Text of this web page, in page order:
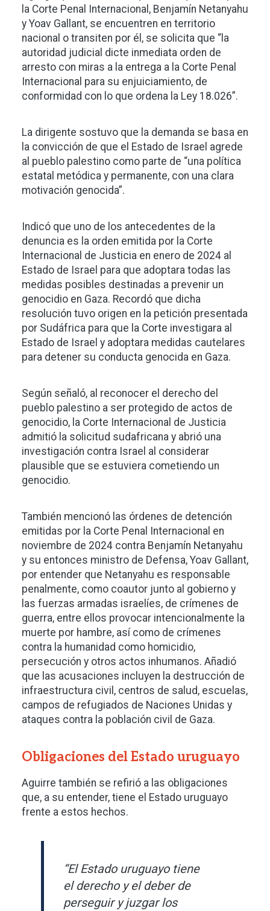
la Corte Penal Internacional, Benjamín Netanyahu
y Yoav Gallant, se encuentren en territorio
nacional o transiten por él, se solicita que “la
autoridad judicial dicte inmediata orden de
arresto con miras a la entrega a la Corte Penal
Internacional para su enjuiciamiento, de
conformidad con lo que ordena la Ley 18.026”.
La dirigente sostuvo que la demanda se basa en
la convicción de que el Estado de Israel agrede
al pueblo palestino como parte de “una política
estatal metódica y permanente, con una clara
motivación genocida”.
Indicó que uno de los antecedentes de la
denuncia es la orden emitida por la Corte
Internacional de Justicia en enero de 2024 al
Estado de Israel para que adoptara todas las
medidas posibles destinadas a prevenir un
genocidio en Gaza. Recordó que dicha
resolución tuvo origen en la petición presentada
por Sudáfrica para que la Corte investigara al
Estado de Israel y adoptara medidas cautelares
para detener su conducta genocida en Gaza.
Según señaló, al reconocer el derecho del
pueblo palestino a ser protegido de actos de
genocidio, la Corte Internacional de Justicia
admitió la solicitud sudafricana y abrió una
investigación contra Israel al considerar
plausible que se estuviera cometiendo un
genocidio.
También mencionó las órdenes de detención
emitidas por la Corte Penal Internacional en
noviembre de 2024 contra Benjamín Netanyahu
y su entonces ministro de Defensa, Yoav Gallant,
por entender que Netanyahu es responsable
penalmente, como coautor junto al gobierno y
las fuerzas armadas israelíes, de crímenes de
guerra, entre ellos provocar intencionalmente la
muerte por hambre, así como de crímenes
contra la humanidad como homicidio,
persecución y otros actos inhumanos. Añadió
que las acusaciones incluyen la destrucción de
infraestructura civil, centros de salud, escuelas,
campos de refugiados de Naciones Unidas y
ataques contra la población civil de Gaza.
Obligaciones del Estado uruguayo
Aguirre también se refirió a las obligaciones
que, a su entender, tiene el Estado uruguayo
frente a estos hechos.
“El Estado uruguayo tiene
el derecho y el deber de
perseguir y juzgar los